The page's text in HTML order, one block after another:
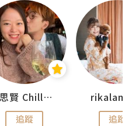
思思賢 ChillMyBabe
追蹤 追蹤